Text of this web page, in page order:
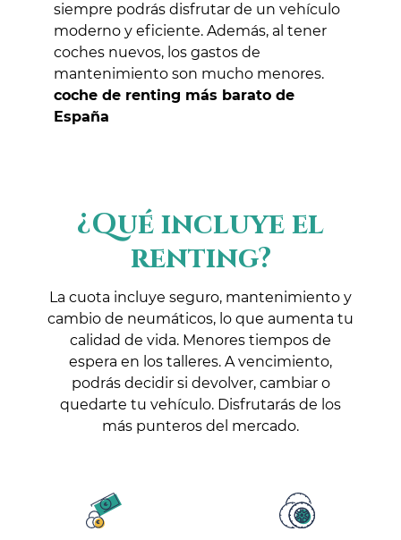
siempre podrás disfrutar de un vehículo
moderno y eficiente. Además, al tener
coches nuevos, los gastos de
mantenimiento son mucho menores.
coche de renting más barato de
España
¿Qué incluye el
renting?
La cuota incluye seguro, mantenimiento y
cambio de neumáticos, lo que aumenta tu
calidad de vida. Menores tiempos de
espera en los talleres. A vencimiento,
podrás decidir si devolver, cambiar o
quedarte tu vehículo. Disfrutarás de los
más punteros del mercado.